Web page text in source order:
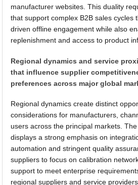
manufacturer websites. This duality
that support complex B2B sales cycles
driven offline engagement while also
replenishment and access to product
Regional dynamics and service
that influence supplier
preferences across major global
Regional dynamics create distinct
considerations for manufacturers,
users across the principal markets.
displays a strong emphasis on
automation and stringent quality
suppliers to focus on calibration
support to meet enterprise
regional suppliers and service